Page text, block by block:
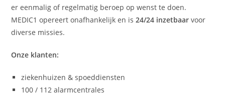
er eenmalig of regelmatig beroep op wenst te doen.
MEDIC1 opereert onafhankelijk en is24/24 inzetbaar voor
diverse missies.
Onze klanten:
ziekenhuizen & spoeddiensten
100 / 112 alarmcentrales